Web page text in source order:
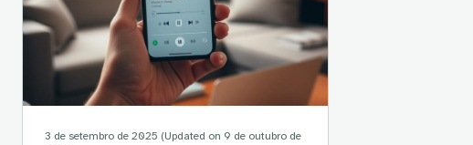
3 de setembro de 2025 (Updated on 9 de outubro de